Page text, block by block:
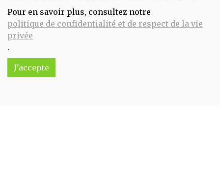
Pour en savoir plus, consultez notre
politique de confidentialité et de respect de la vie
privée
.
J'accepte
25€/pc
Réception souhaitée le